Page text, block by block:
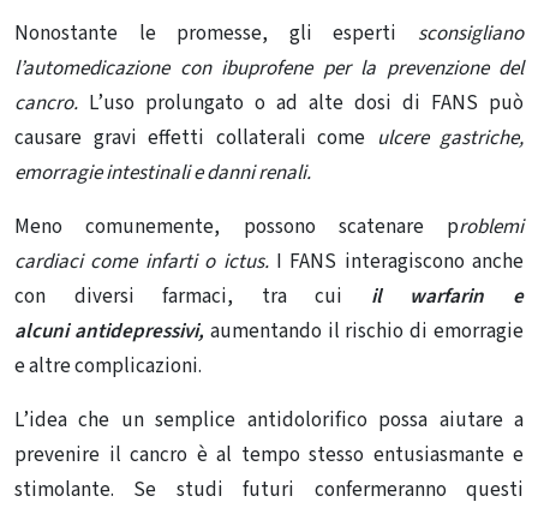
Nonostante le promesse, gli esperti sconsigliano
l’automedicazione con ibuprofene per la prevenzione del
cancro. L’uso prolungato o ad alte dosi di FANS può
causare gravi effetti collaterali come ulcere gastriche,
emorragie intestinali e danni renali.
Meno comunemente, possono scatenare problemi
cardiacicome infarti o ictus.I FANS interagiscono anche
con diversi farmaci, tra cui il warfarin e
alcuniantidepressivi, aumentando il rischio di emorragie
e altre complicazioni.
L’idea che un semplice antidolorifico possa aiutare a
prevenire il cancro è al tempo stesso entusiasmante e
stimolante. Se studi futuri confermeranno questi